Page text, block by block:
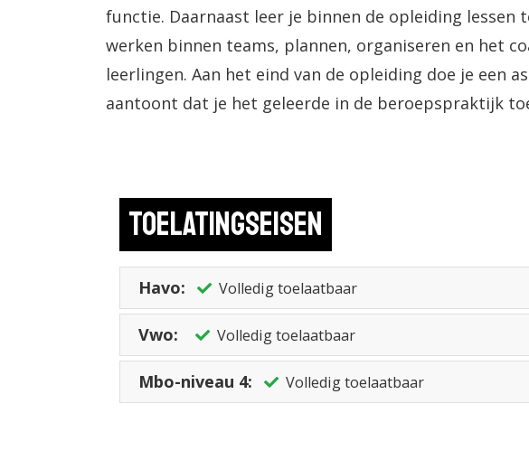
functie. Daarnaast leer je binnen de opleiding lessen
werken binnen teams, plannen, organiseren en het
leerlingen. Aan het eind van de opleiding doe je een
aantoont dat je het geleerde in de beroepspraktijk
Toelatingseisen
Havo: Volledig toelaatbaar
Vwo: Volledig toelaatbaar
Mbo-niveau 4: Volledig toelaatbaar